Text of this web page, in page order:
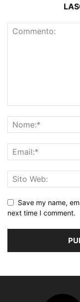
Save my name,
next time I comment.